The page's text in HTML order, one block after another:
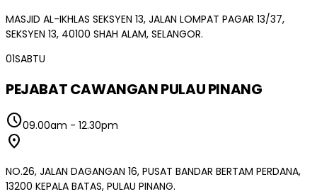
MASJID AL-IKHLAS SEKSYEN 13, JALAN LOMPAT PAGAR 13/37,
SEKSYEN 13, 40100 SHAH ALAM, SELANGOR.
01SABTU
PEJABAT CAWANGAN PULAU PINANG
schedule09.00am - 12.30pm
location_on
NO.26, JALAN DAGANGAN 16, PUSAT BANDAR BERTAM PERDANA,
13200 KEPALA BATAS, PULAU PINANG.